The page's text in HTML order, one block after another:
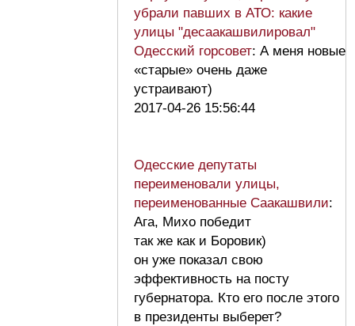
убрали павших в АТО: какие
улицы "десаакашвилировал"
Одесский горсовет: А меня новые
«старые» очень даже
устраивают)
2017-04-26 15:56:44
Одесские депутаты
переименовали улицы,
переименованные Саакашвили:
Ага, Михо победит
так же как и Боровик)
он уже показал свою
эффективность на посту
губернатора. Кто его после этого
в президенты выберет?